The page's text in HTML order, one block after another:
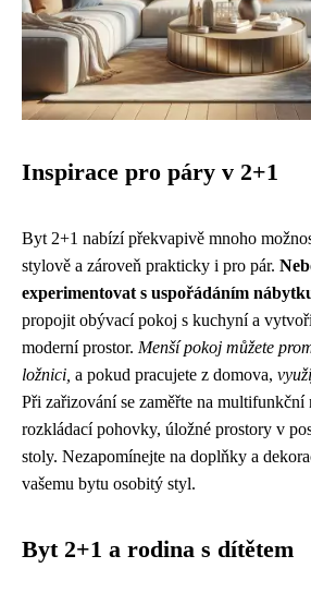
Inspirace pro páry v 2+1
Byt 2+1 nabízí překvapivě mnoho
stylově a zároveň prakticky i pro pár.
experimentovat s uspořádáním
propojit obývací pokoj s kuchyní a
moderní prostor. Menší pokoj můžete
ložnici, a pokud pracujete z domova,
Při zařizování se zaměřte na multifunkční
rozkládací pohovky, úložné prostory v
stoly. Nezapomínejte na doplňky a
vašemu bytu osobitý styl.
Byt 2+1 a rodina s dítětem